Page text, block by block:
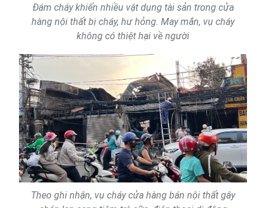
Đám cháy khiến nhiều vật dụng tài sản trong cửa
hàng nội thất bị cháy, hư hỏng. May mắn, vụ cháy
không có thiệt hại về người
Theo ghi nhận, vụ cháy cửa hàng bán nội thất gây